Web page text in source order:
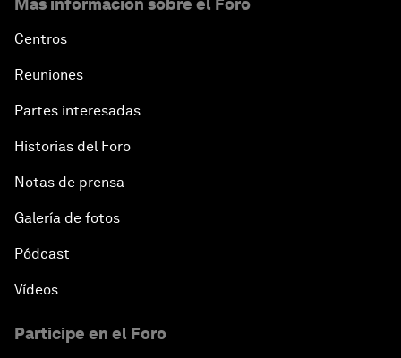
Más información sobre el Foro
Centros
Reuniones
Partes interesadas
Historias del Foro
Notas de prensa
Galería de fotos
Pódcast
Vídeos
Participe en el Foro